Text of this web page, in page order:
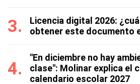
Licencia digital 2026:
obtener este documento
"En diciembre no hay
clase": Molinar explica el
calendario escolar 2027